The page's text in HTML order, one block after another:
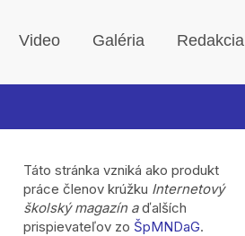
Video Galéria Redakcia
Táto stránka vzniká ako produkt
práce členov krúžku Internetový
školský magazín aďalších
prispievateľov zo ŠpMNDaG.